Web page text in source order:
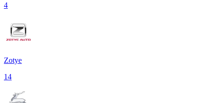
4
Zotye
14